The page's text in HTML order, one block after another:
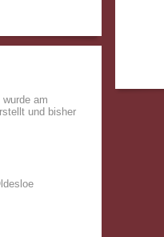
am
und bisher